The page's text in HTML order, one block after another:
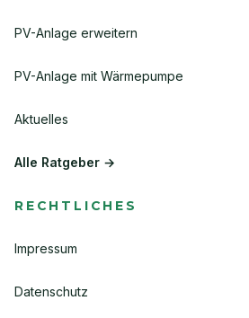
PV-Anlage erweitern
PV-Anlage mit Wärmepumpe
Aktuelles
Alle Ratgeber →
RECHTLICHES
Impressum
Datenschutz